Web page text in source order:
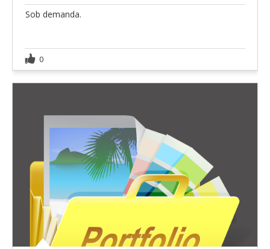
Sob demanda.
0